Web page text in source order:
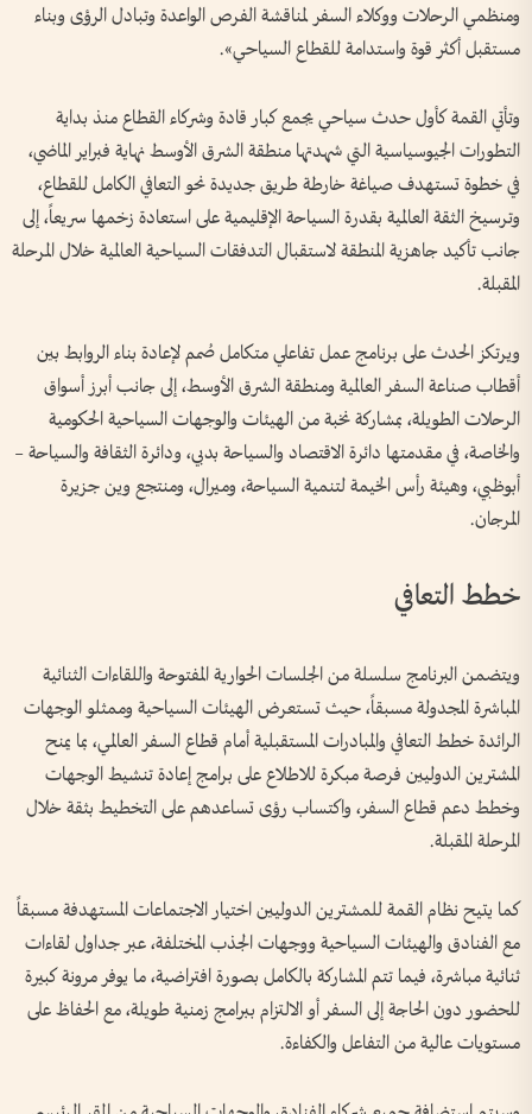
ومنظمي الرحلات ووكلاء السفر لمناقشة الفرص الواعدة وتبادل الرؤى وبناء
مستقبل أكثر قوة واستدامة للقطاع السياحي».
وتأتي القمة كأول حدث سياحي يجمع كبار قادة وشركاء القطاع منذ بداية
التطورات الجيوسياسية التي شهدتها منطقة الشرق الأوسط نهاية فبراير الماضي،
في خطوة تستهدف صياغة خارطة طريق جديدة نحو التعافي الكامل للقطاع،
وترسيخ الثقة العالمية بقدرة السياحة الإقليمية على استعادة زخمها سريعاً، إلى
جانب تأكيد جاهزية المنطقة لاستقبال التدفقات السياحية العالمية خلال المرحلة
المقبلة.
ويرتكز الحدث على برنامج عمل تفاعلي متكامل صُمم لإعادة بناء الروابط بين
أقطاب صناعة السفر العالمية ومنطقة الشرق الأوسط، إلى جانب أبرز أسواق
الرحلات الطويلة، بمشاركة نخبة من الهيئات والوجهات السياحية الحكومية
والخاصة، في مقدمتها دائرة الاقتصاد والسياحة بدبي، ودائرة الثقافة والسياحة –
أبوظبي، وهيئة رأس الخيمة لتنمية السياحة، وميرال، ومنتجع وين جزيرة
المرجان.
خطط التعافي
ويتضمن البرنامج سلسلة من الجلسات الحوارية المفتوحة واللقاءات الثنائية
المباشرة المجدولة مسبقاً، حيث تستعرض الهيئات السياحية وممثلو الوجهات
الرائدة خطط التعافي والمبادرات المستقبلية أمام قطاع السفر العالمي، بما يمنح
المشترين الدوليين فرصة مبكرة للاطلاع على برامج إعادة تنشيط الوجهات
وخطط دعم قطاع السفر، واكتساب رؤى تساعدهم على التخطيط بثقة خلال
المرحلة المقبلة.
كما يتيح نظام القمة للمشترين الدوليين اختيار الاجتماعات المستهدفة مسبقاً
مع الفنادق والهيئات السياحية ووجهات الجذب المختلفة، عبر جداول لقاءات
ثنائية مباشرة، فيما تتم المشاركة بالكامل بصورة افتراضية، ما يوفر مرونة كبيرة
للحضور دون الحاجة إلى السفر أو الالتزام ببرامج زمنية طويلة، مع الحفاظ على
مستويات عالية من التفاعل والكفاءة.